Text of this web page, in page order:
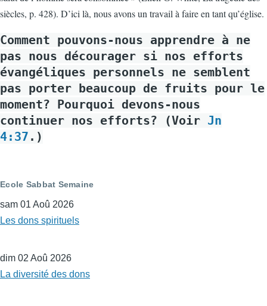
siècles, p. 428). D’ici là, nous avons un travail à faire en tant qu’église.
Comment pouvons-nous apprendre à ne
pas nous décourager si nos efforts
évangéliques personnels ne semblent
pas porter beaucoup de fruits pour le
moment? Pourquoi devons-nous
continuer nos efforts? (Voir Jn
4:37 .)
Ecole Sabbat Semaine
sam 01 Aoû 2026
Les dons spirituels
dim 02 Aoû 2026
La diversité des dons